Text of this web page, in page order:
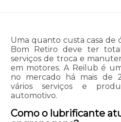
Uma quanto custa casa de
Bom Retiro deve ter
serviços de troca e
em motores. A Reilub é
no mercado há mais de
vários serviços e
automotivo.
Como o lubrificante